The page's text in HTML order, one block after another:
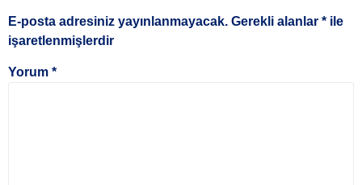
E-posta adresiniz yayınlanmayacak. Gerekli alanlar * ile
işaretlenmişlerdir
Yorum *